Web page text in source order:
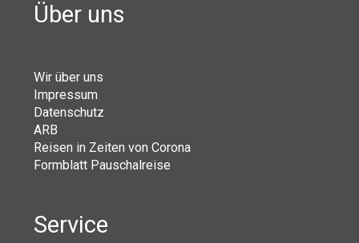
Über uns
Wir über uns
Impressum
Datenschutz
ARB
Reisen in Zeiten von Corona
Formblatt Pauschalreise
Service